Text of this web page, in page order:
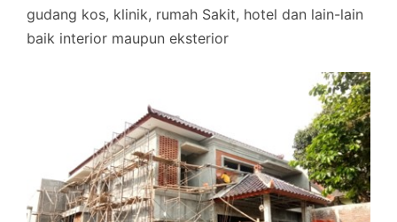
gudang kos, klinik, rumah Sakit, hotel dan lain-lain
baik interior maupun eksterior